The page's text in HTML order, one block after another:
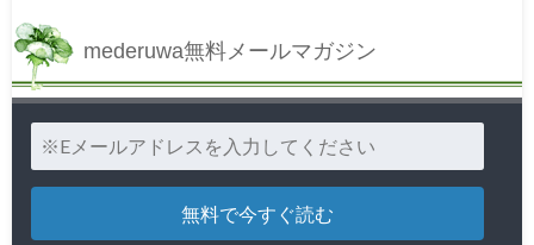
mederuwa無料メールマガジン